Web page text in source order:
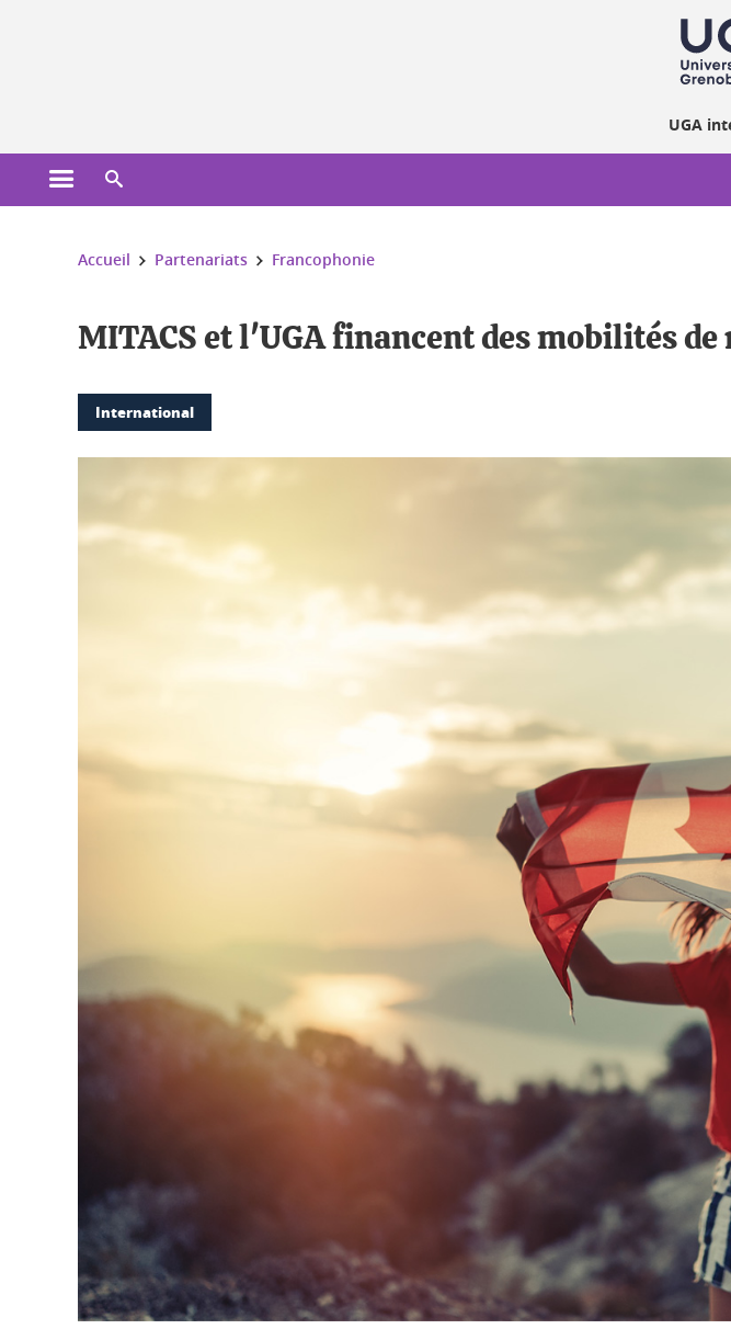
UGA
Ouvrir le menu principal
Vous êtes ici :
Accueil Partenariats Francophonie
MITACS et l'UGA financent des mobilités de
International